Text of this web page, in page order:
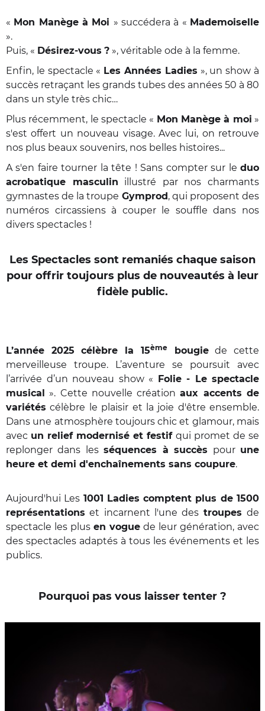
« Mon Manège à Moi » succédera à « Mademoiselle
».
Puis, « Désirez-vous ? », véritable ode à la femme.
Enfin, le spectacle « Les Années Ladies », un show à
succès retraçant les grands tubes des années 50 à 80
dans un style très chic…
Plus récemment, le spectacle « Mon Manège à moi »
s'est offert un nouveau visage. Avec lui, on retrouve
nos plus beaux souvenirs, nos belles histoires...
A s'en faire tourner la tête ! Sans compter sur le duo
acrobatique masculin illustré par nos charmants
gymnastes de la troupe Gymprod, qui proposent des
numéros circassiens à couper le souffle dans nos
divers spectacles !
Les Spectacles sont remaniés chaque saison
pour offrir toujours plus de nouveautés à leur
fidèle public.
L’année 2025 célèbre la 15èmebougiede cette
merveilleuse troupe. L’aventure se poursuit avec
l’arrivée d’un nouveau show « Folie - Le spectacle
musical ». Cette nouvelle créationaux accents de
variétés célèbre le plaisir et la joie d'être ensemble.
Dans une atmosphère toujours chic et glamour, mais
avec un relief modernisé et festif qui promet de se
replonger dans lesséquences à succès pour une
heure et demi d'enchaînements sans coupure.
Aujourd'hui Les 1001 Ladies comptent plus de 1500
représentations et incarnent l'une des troupesde
spectacle les plus en voguede leur génération, avec
des spectacles adaptés à tous les événements et les
publics.
Pourquoi pas vous laisser tenter ?